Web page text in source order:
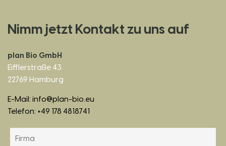
Nimm jetzt Kontakt zu uns auf
plan Bio GmbH
Eifflerstraße 43
22769 Hamburg
E-Mail: info@plan-bio.eu
Telefon: +49 178 4818741